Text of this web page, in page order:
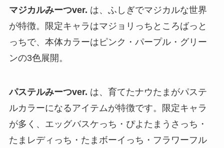
マジカルみーつver. は、ふしぎでマジカルな世界
が特徴。限定キャラはマジョリっちところばっと
っちで、本体カラーはピンク・パープル・グリー
ンの3色展開。
パステルみーつver. は、育てたナウたまがパステ
ルカラーになるアイテムが特徴です。限定キャラ
が多く、エッグバスケっち・ぴよたまうさっち・
たまレディっち・たまボーイっち・フラワーフル